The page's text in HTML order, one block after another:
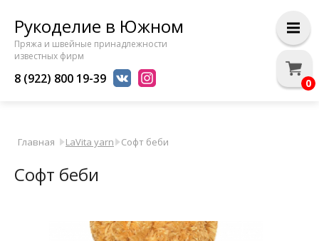
Рукоделие в Южном
Пряжа и швейные принадлежности
известных фирм
8 (922) 800 19-39
Главная LaVita yarn Софт беби
Софт беби
0